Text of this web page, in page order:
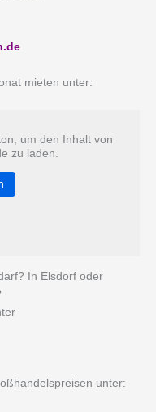
mieten unter:
um den Inhalt von
zu laden.
In Elsdorf oder
unter: